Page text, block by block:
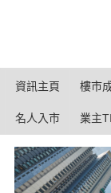
資訊主頁 樓市
名人入市 業主